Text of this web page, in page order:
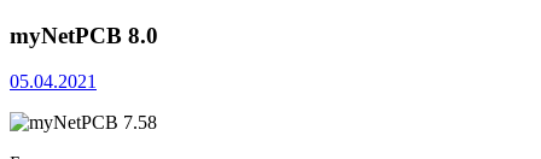
myNetPCB 8.0
05.04.2021